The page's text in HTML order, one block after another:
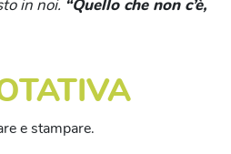
in noi. “Quello che non c’è,
e stampare.